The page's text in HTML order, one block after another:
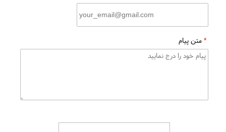
*متن پیام